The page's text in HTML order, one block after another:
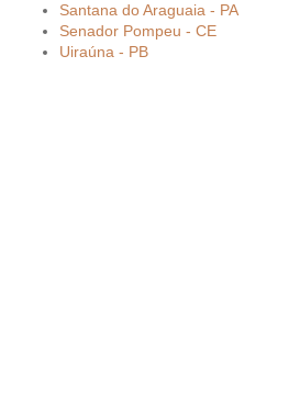
Santana do Araguaia - PA
Senador Pompeu - CE
Uiraúna - PB